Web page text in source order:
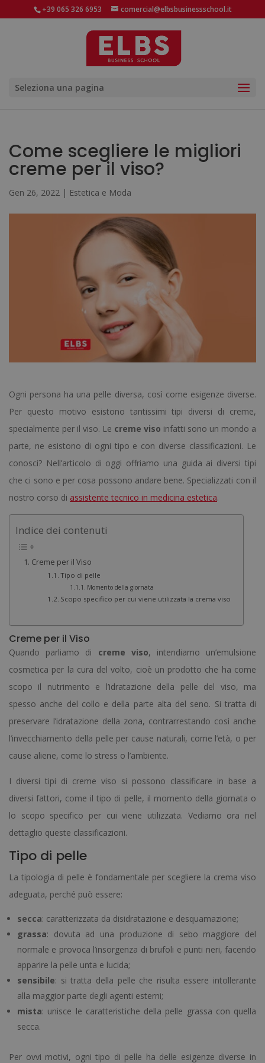
+39 065 326 6953 comercial@elbsbusinessschool.it
Seleziona una pagina
Come scegliere le migliori
creme per il viso?
Gen 26, 2022 | Estetica e Moda
Ogni persona ha una pelle diversa, così come esigenze diverse.
Per questo motivo esistono tantissimi tipi diversi di creme,
specialmente per il viso. Le creme viso infatti sono un mondo a
parte, ne esistono di ogni tipo e con diverse classificazioni. Le
conosci? Nell’articolo di oggi offriamo una guida ai diversi tipi
che ci sono e per cosa possono andare bene. Specializzati con il
nostro corso di assistente tecnico in medicina estetica.
Indice dei contenuti
Creme per il Viso
Tipo di pelle
Momento della giornata
Scopo specifico per cui viene utilizzata la crema viso
Creme per il Viso
Quando parliamo di creme viso, intendiamo un’emulsione
cosmetica per la cura del volto, cioè un prodotto che ha come
scopo il nutrimento e l’idratazione della pelle del viso, ma
spesso anche del collo e della parte alta del seno. Si tratta di
preservare l’idratazione della zona, contrarrestando così anche
l’invecchiamento della pelle per cause naturali, come l’età, o per
cause aliene, come lo stress o l’ambiente.
I diversi tipi di creme viso si possono classificare in base a
diversi fattori, come il tipo di pelle, il momento della giornata o
lo scopo specifico per cui viene utilizzata. Vediamo ora nel
dettaglio queste classificazioni.
Tipo di pelle
La tipologia di pelle è fondamentale per scegliere la crema viso
adeguata, perché può essere:
secca: caratterizzata da disidratazione e desquamazione;
grassa: dovuta ad una produzione di sebo maggiore del
normale e provoca l’insorgenza di brufoli e punti neri, facendo
apparire la pelle unta e lucida;
sensibile: si tratta della pelle che risulta essere intollerante
alla maggior parte degli agenti esterni;
mista: unisce le caratteristiche della pelle grassa con quella
secca.
Per ovvi motivi, ogni tipo di pelle ha delle esigenze diverse in